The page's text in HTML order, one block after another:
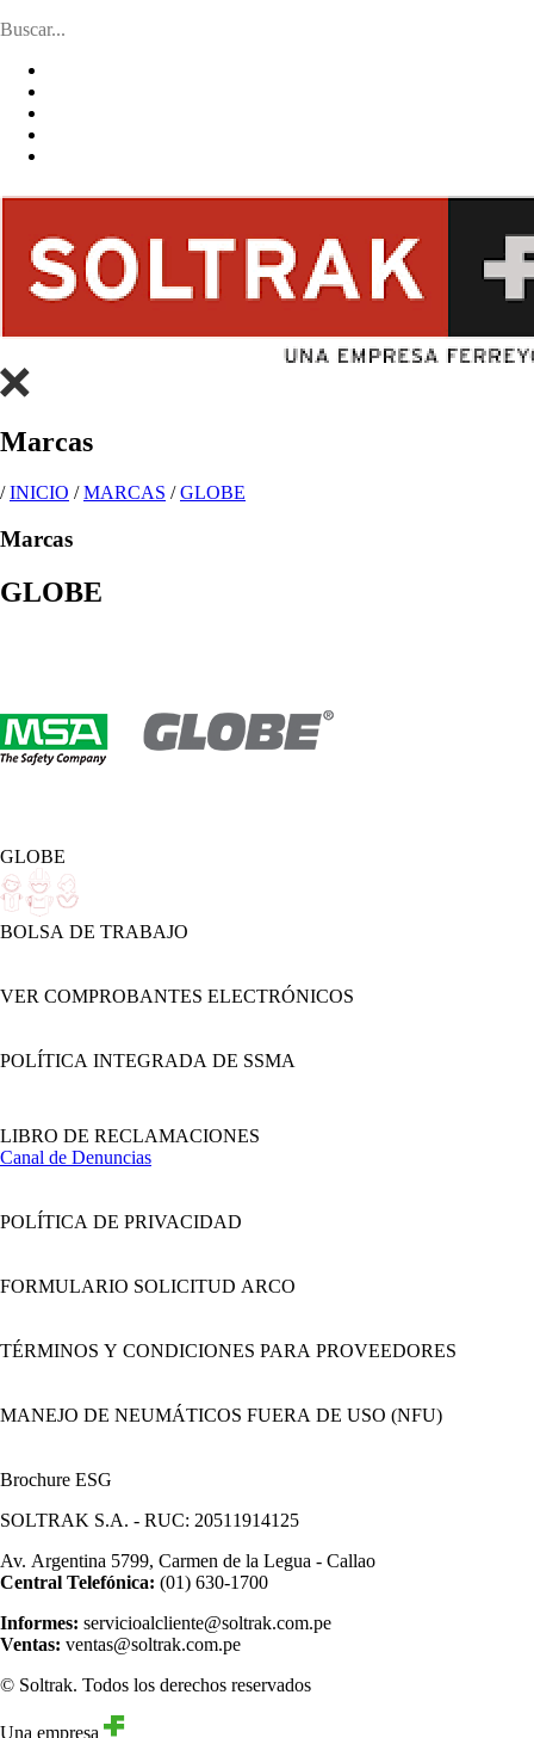
Marcas
/INICIO /MARCAS /GLOBE
Marcas
GLOBE
GLOBE
BOLSA DE TRABAJO
VER COMPROBANTES ELECTRÓNICOS
POLÍTICA INTEGRADA DE SSMA
LIBRO DE RECLAMACIONES
Canal de Denuncias
POLÍTICA DE PRIVACIDAD
FORMULARIO SOLICITUD ARCO
TÉRMINOS Y CONDICIONES PARA PROVEEDORES
MANEJO DE NEUMÁTICOS FUERA DE USO (NFU)
Brochure ESG
SOLTRAK S.A. - RUC: 20511914125
Av. Argentina 5799, Carmen de la Legua - Callao
Central Telefónica: (01) 630-1700
Informes: servicioalcliente@soltrak.com.pe
Ventas: ventas@soltrak.com.pe
© Soltrak. Todos los derechos reservados
Una empresa